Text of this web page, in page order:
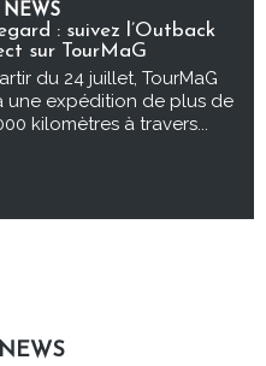
NEWS
: suivez l’Outback
sur TourMaG
du 24 juillet, TourMaG
une expédition de plus de
kilomètres à travers...